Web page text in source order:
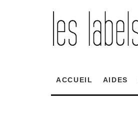
ACCUEIL AIDES